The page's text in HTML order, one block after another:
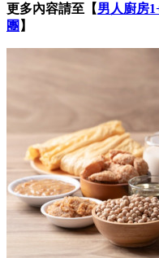
更多內容請至【男人廚房
團 】